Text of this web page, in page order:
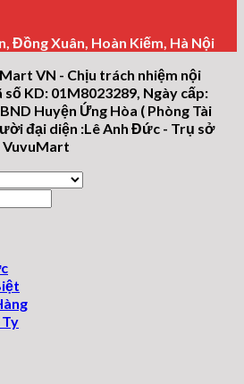
Đồng Xuân, Hoàn Kiếm, Hà Nội
VN - Chịu trách nhiệm nội
KD: 01M8023289, Ngày cấp:
Huyện Ứng Hòa ( Phòng Tài
đại diện :Lê Anh Đức - Trụ sở
Ty